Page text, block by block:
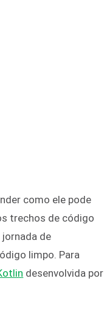
como ele pode
trechos de código
de
limpo. Para
desenvolvida por